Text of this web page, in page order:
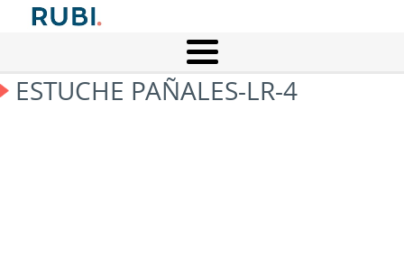
ESTUCHE PAÑALES-LR-4